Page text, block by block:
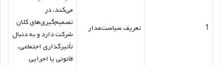
1 تعریف سیاست‌مدار
می‌کند، در
تصمیم‌گیری‌های کلان
شرکت دارد و به دنبال
تأثیرگذاری اجتماعی،
قانونی یا اجرایی